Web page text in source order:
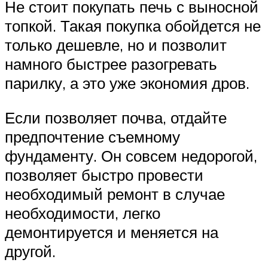
Не стоит покупать печь с выносной
топкой. Такая покупка обойдется не
только дешевле, но и позволит
намного быстрее разогревать
парилку, а это уже экономия дров.
Если позволяет почва, отдайте
предпочтение съемному
фундаменту. Он совсем недорогой,
позволяет быстро провести
необходимый ремонт в случае
необходимости, легко
демонтируется и меняется на
другой.